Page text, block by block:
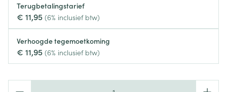
Terugbetalingstarief
€ 11,95 (6% inclusief btw)
Verhoogde tegemoetkoming
€ 11,95 (6% inclusief btw)